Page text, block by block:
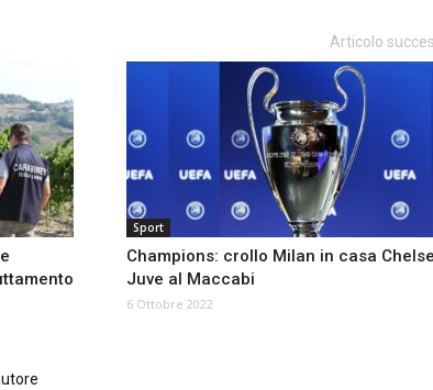
Articolo
Sport
Champions: crollo Milan in casa
Juve al Maccabi
6 Ottobre 2022